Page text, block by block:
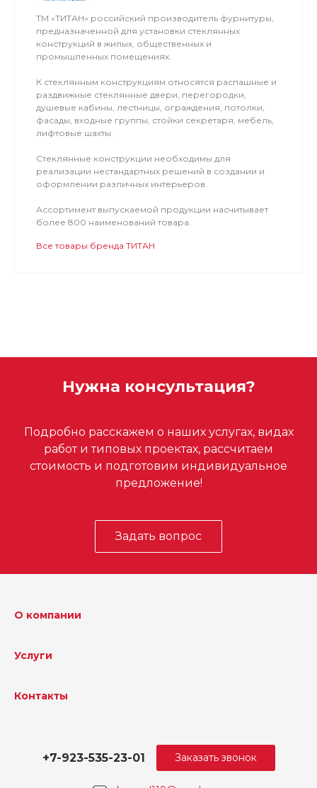
ТМ «ТИТАН» российский производитель фурнитуры,
предназначенной для установки стеклянных
конструкций в жилых, общественных и
промышленных помещениях.
К стеклянным конструкциям относятся распашные и
раздвижные стеклянные двери, перегородки,
душевые кабины, лестницы, ограждения, потолки,
фасады, входные группы, стойки секретаря, мебель,
лифтовые шахты.
Стеклянные конструкции необходимы для
реализации нестандартных решений в создании и
оформлении различных интерьеров.
Ассортимент выпускаемой продукции насчитывает
более 800 наименований товара.
Все товары бренда ТИТАН
Нужна консультация?
Подробно расскажем о наших услугах, видах
работ и типовых проектах, рассчитаем
стоимость и подготовим индивидуальное
предложение!
Задать вопрос
О компании
Услуги
Контакты
+7-923-535-23-01 Заказать звонок